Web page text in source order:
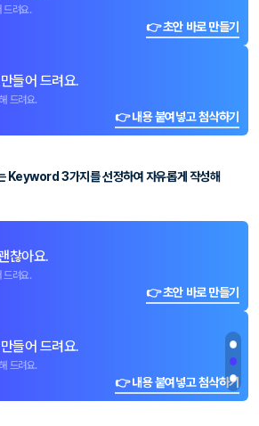
드려요.
👉 초안 바로 만들기
들어 드려요.
드려요.
👉 내용 붙여넣고 첨삭하기
Keyword 3가지를 선정하여 자유롭게 작성해
찮아요.
드려요.
👉 초안 바로 만들기
들어 드려요.
드려요.
👉 내용 붙여넣고 첨삭하기